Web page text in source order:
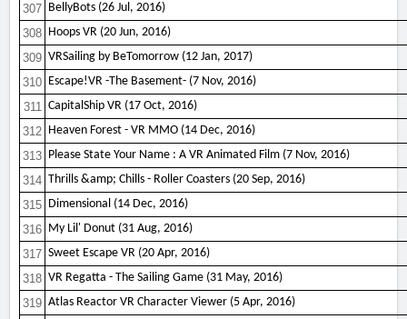
307 BellyBots (26 Jul, 2016)
308 Hoops VR (20 Jun, 2016)
309 VRSailing by BeTomorrow (12 Jan, 2017)
310 Escape!VR -The Basement- (7 Nov, 2016)
311 CapitalShip VR (17 Oct, 2016)
312 Heaven Forest - VR MMO (14 Dec, 2016)
313 Please State Your Name : A VR Animated Film (7 Nov, 2016)
314 Thrills &amp; Chills - Roller Coasters (20 Sep, 2016)
315 Dimensional (14 Dec, 2016)
316 My Lil' Donut (31 Aug, 2016)
317 Sweet Escape VR (20 Apr, 2016)
318 VR Regatta - The Sailing Game (31 May, 2016)
319 Atlas Reactor VR Character Viewer (5 Apr, 2016)